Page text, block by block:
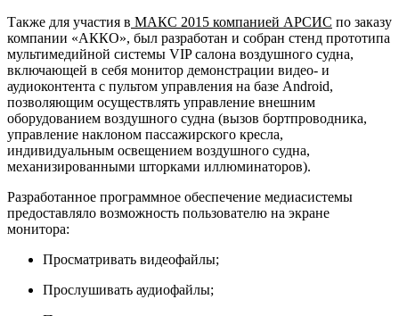
Также для участия в МАКС 2015 компанией АРСИС по заказу
компании «АККО», был разработан и собран стенд прототипа
мультимедийной системы VIP салона воздушного судна,
включающей в себя монитор демонстрации видео- и
аудиоконтента с пультом управления на базе Android,
позволяющим осуществлять управление внешним
оборудованием воздушного судна (вызов бортпроводника,
управление наклоном пассажирского кресла,
индивидуальным освещением воздушного судна,
механизированными шторками иллюминаторов).
Разработанное программное обеспечение медиасистемы
предоставляло возможность пользователю на экране
монитора:
Просматривать видеофайлы;
Прослушивать аудиофайлы;